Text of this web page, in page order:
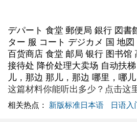
デパート 食堂 郵便局 銀行 図
ター 服 コート デジカメ 国 地
百货商店 食堂 邮局 银行 图书
接待处 降价处理大卖场 自动扶
儿，那边 那儿，那边 哪里，哪
这篇材料你能听出多少？点击这
相关热点： 新版标准日本语 日语入